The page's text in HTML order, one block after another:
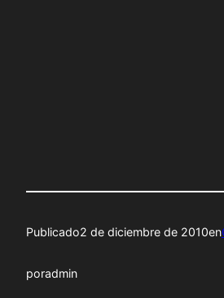
Publicado2 de diciembre de 2010en
poradmin